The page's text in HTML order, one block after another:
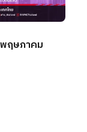
ฤษภาคม